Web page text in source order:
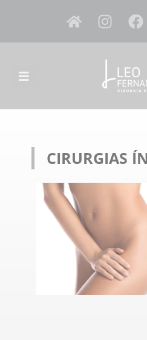
CIRURGIAS